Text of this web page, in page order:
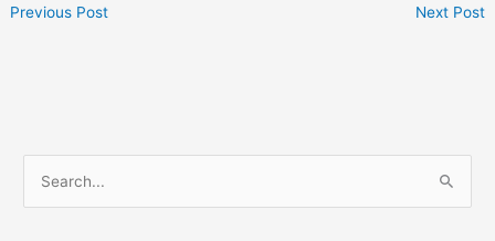
Previous Post Next Post